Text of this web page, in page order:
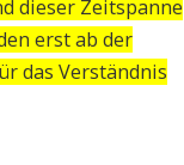
dieser Zeitspanne
erst ab der
das Verständnis